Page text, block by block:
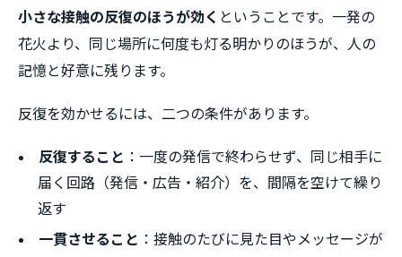
小さな接触の反復のほうが効く ということです。一発の
花火より、同じ場所に何度も灯る明かりのほうが、人の
記憶と好意に残ります。
反復を効かせるには、二つの条件があります。
反復すること ：一度の発信で終わらせず、同じ相手に
届く回路（発信・広告・紹介）を、間隔を空けて繰り
返す
一貫させること ：接触のたびに見た目やメッセージが